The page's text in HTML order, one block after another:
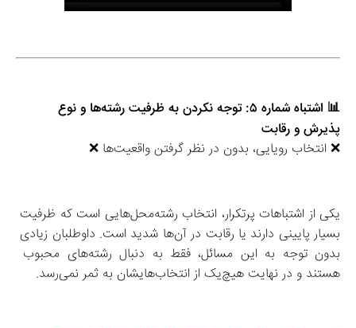
📊 اشتباه شماره ۵: توجه نکردن به ظرفیت رشته‌ها و نوع
پذیرش و رقابت
❌ انتخاب رویایی، بدون در نظر گرفتن واقعیت‌ها ❌
یکی از اشتباهات پرتکرار، انتخاب رشته‌محل‌هایی است که ظرفیت
بسیار پایینی دارند یا رقابت در آن‌ها شدید است. داوطلبان زیادی
بدون توجه به این مسائل، فقط به دنبال رشته‌های محبوب
هستند و در نهایت هیچ‌یک از انتخاب‌هایشان به ثمر نمی‌رسد.